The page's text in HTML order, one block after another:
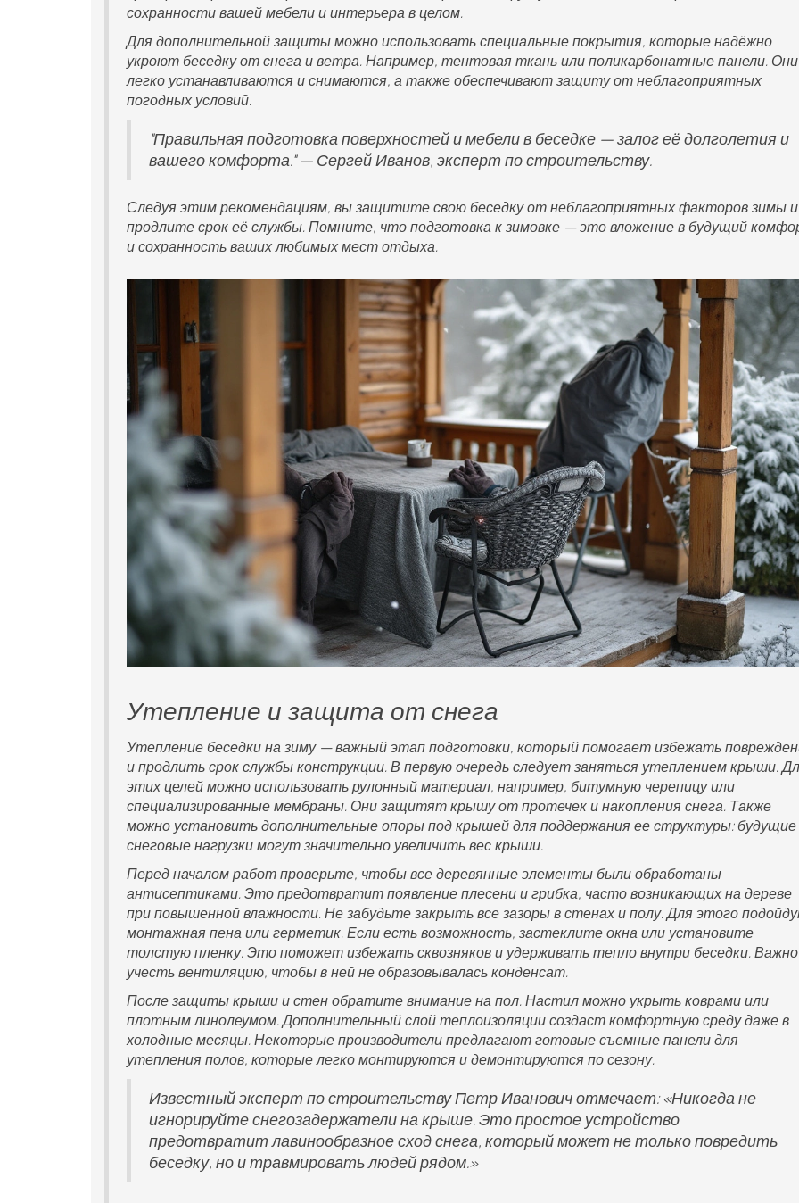
сохранности вашей мебели и интерьера в целом.
Для дополнительной защиты можно использовать специальные покрытия, которые надёжно
укроют беседку от снега и ветра. Например, тентовая ткань или поликарбонатные панели. Они
легко устанавливаются и снимаются, а также обеспечивают защиту от неблагоприятных
погодных условий.
"Правильная подготовка поверхностей и мебели в беседке — залог её долголетия и
вашего комфорта." — Сергей Иванов, эксперт по строительству.
Следуя этим рекомендациям, вы защитите свою беседку от неблагоприятных факторов зимы и
продлите срок её службы. Помните, что подготовка к зимовке — это вложение в будущий
и сохранность ваших любимых мест отдыха.
Утепление и защита от снега
Утепление беседки на зиму — важный этап подготовки, который помогает избежать
и продлить срок службы конструкции. В первую очередь следует заняться утеплением крыши.
этих целей можно использовать рулонный материал, например, битумную черепицу или
специализированные мембраны. Они защитят крышу от протечек и накопления снега. Также
можно установить дополнительные опоры под крышей для поддержания ее структуры: будущие
снеговые нагрузки могут значительно увеличить вес крыши.
Перед началом работ проверьте, чтобы все деревянные элементы были обработаны
антисептиками. Это предотвратит появление плесени и грибка, часто возникающих на дереве
при повышенной влажности. Не забудьте закрыть все зазоры в стенах и полу. Для этого
монтажная пена или герметик. Если есть возможность, застеклите окна или установите
толстую пленку. Это поможет избежать сквозняков и удерживать тепло внутри беседки. Важно
учесть вентиляцию, чтобы в ней не образовывалась конденсат.
После защиты крыши и стен обратите внимание на пол. Настил можно укрыть коврами или
плотным линолеумом. Дополнительный слой теплоизоляции создаст комфортную среду даже в
холодные месяцы. Некоторые производители предлагают готовые съемные панели для
утепления полов, которые легко монтируются и демонтируются по сезону.
Известный эксперт по строительству Петр Иванович отмечает: «Никогда не
игнорируйте снегозадержатели на крыше. Это простое устройство
предотвратит лавинообразное сход снега, который может не только повредить
беседку, но и травмировать людей рядом.»